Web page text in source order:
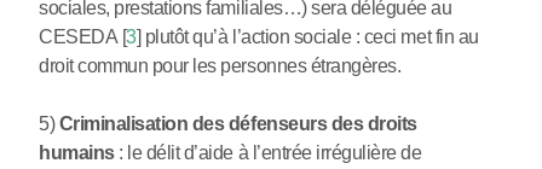
sociales, prestations familiales…) sera déléguée au
CESEDA [3] plutôt qu’à l’action sociale : ceci met fin au
droit commun pour les personnes étrangères.
5)Criminalisation des défenseurs des droits
humains: le délit d’aide à l’entrée irrégulière de